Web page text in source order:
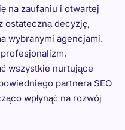
na zaufaniu i otwartej
ostateczną decyzję,
wybranymi agencjami.
wszystkie nurtujące
partnera SEO
wpłynąć na rozwój